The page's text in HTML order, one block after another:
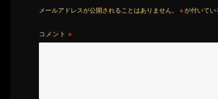
メールアドレスが公開されることはありません。 ※が付いてい
コメント※